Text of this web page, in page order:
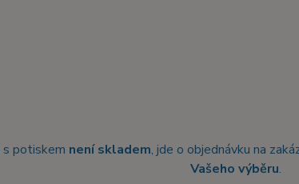
s potiskem není skladem, jde o objednávku na
Vašeho výběru.